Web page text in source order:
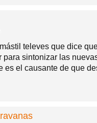
televes que dice
para sintonizar las
es el causante de que